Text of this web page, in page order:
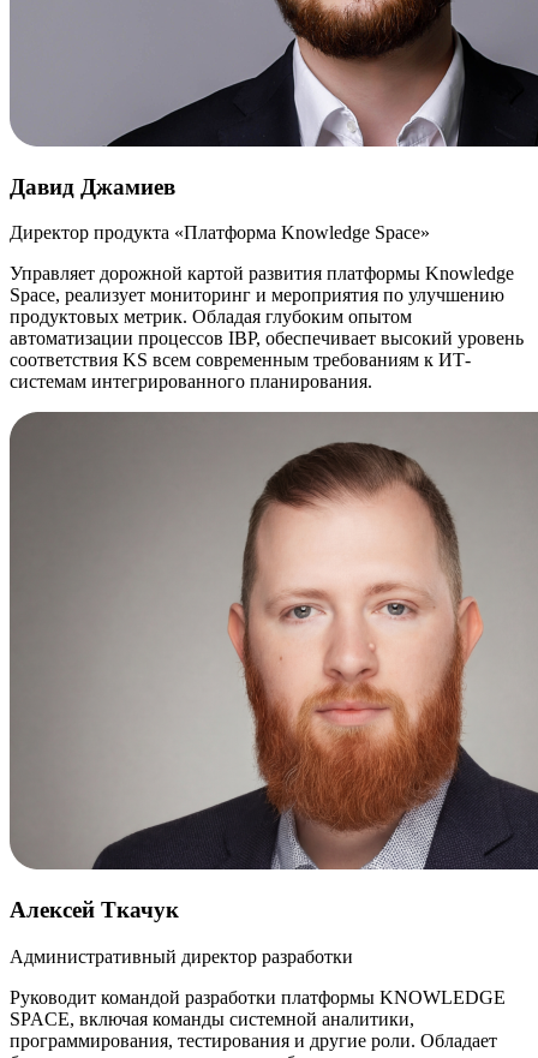
Давид Джамиев
Директор продукта «Платформа Knowledge Space»
Управляет дорожной картой развития платформы Knowledge
Space, реализует мониторинг и мероприятия по улучшению
продуктовых метрик. Обладая глубоким опытом
автоматизации процессов IBP, обеспечивает высокий уровень
соответствия KS всем современным требованиям к ИТ-
системам интегрированного планирования.
Алексей Ткачук
Административный директор разработки
Руководит командой разработки платформы KNOWLEDGE
SPACE, включая команды системной аналитики,
программирования, тестирования и другие роли. Обладает